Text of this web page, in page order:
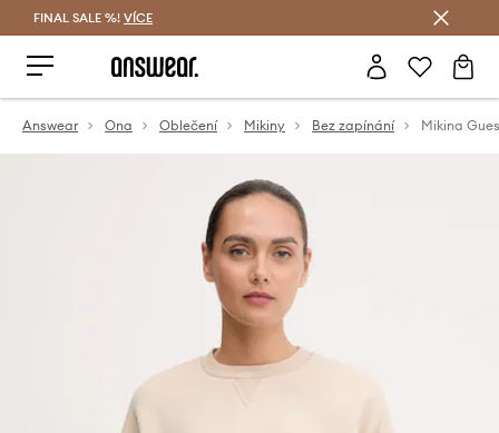
FINAL SALE %! VÍCE
Answear Ona Oblečení Mikiny Bez zapínání Mikina